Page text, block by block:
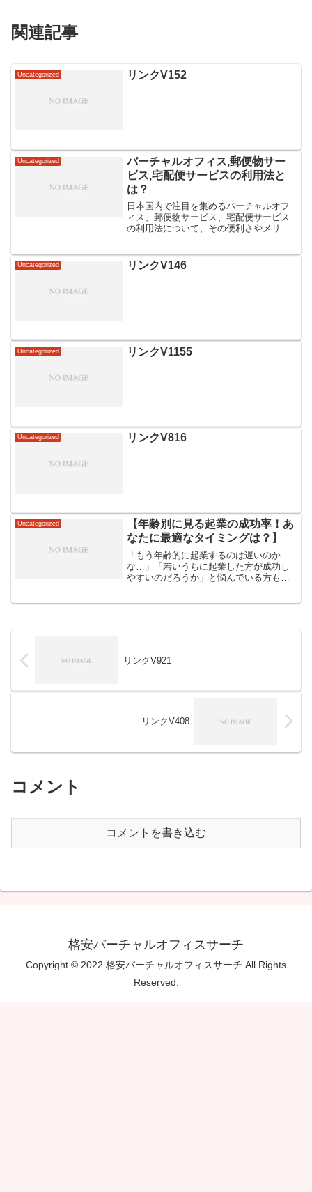
関連記事
Uncategorized リンクV152
Uncategorized
バーチャルオフィス,郵便物サー
ビス,宅配便サービスの利用法と
は？
日本国内で注目を集めるバーチャルオフ
ィス、郵便物サービス、宅配便サービス
の利用法について、その便利さやメリッ
務を行うバーチャルオフィスの活用方法
や、郵便物サービスを通じ...
Uncategorized リンクV146
Uncategorized リンクV1155
Uncategorized リンクV816
Uncategorized
【年齢別に見る起業の成功率！あ
なたに最適なタイミングは？】
「もう年齢的に起業するのは遅いのか
な…」「若いうちに起業した方が成功し
やすいのだろうか」と悩んでいる方も多
リンクV921
リンクV408
コメント
コメントを書き込む
格安バーチャルオフィスサーチ
Copyright © 2022 格安バーチャルオフィスサーチ All Rights
Reserved.